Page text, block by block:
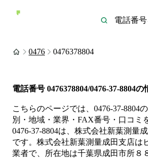
0476 0476378804
電話番号 0476378804/0476-37-8804の
こちらのページでは、 0476-37-8804
別・地域・業界・FAX番号・口コミ
0476-37-8804は、 株式会社新葉測量
です。 株式会社新葉測量成田支店は
業者で、所在地は千葉県成田市所８